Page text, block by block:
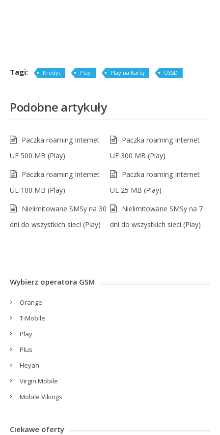
Tagi: Kredyt Play Play na Kartę USSD
Podobne artykuły
Paczka roaming Internet
UE 500 MB (Play)
Paczka roaming Internet
UE 300 MB (Play)
Paczka roaming Internet
UE 100 MB (Play)
Paczka roaming Internet
UE 25 MB (Play)
Nielimitowane SMSy na 30
dni do wszystkich sieci (Play)
Nielimitowane SMSy na 7
dni do wszystkich sieci (Play)
Wybierz operatora GSM
Orange
T-Mobile
Play
Plus
Heyah
Virgin Mobile
Mobile Vikings
Ciekawe oferty